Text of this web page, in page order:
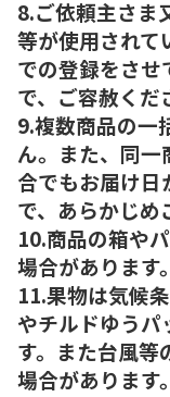
8.ご依頼主さま
等が使用されて
での登録をさせ
で、ご容赦くだ
9.複数商品の一
ん。また、同
合でもお届け日
で、あらかじめ
10.商品の箱や
場合があります。
11.果物は気候
やチルドゆうパ
す。また台風等
場合があります。